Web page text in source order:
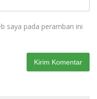
saya pada peramban ini